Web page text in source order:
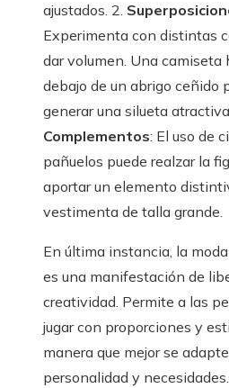
ajustados. 2.
Experimenta con distintas
dar volumen. Una camiseta
debajo de un abrigo ceñido
generar una silueta
Complementos: El uso de
pañuelos puede realzar la
aportar un elemento
vestimenta de talla grande.
En última instancia, la moda
es una manifestación de
creatividad. Permite a las
jugar con proporciones y
manera que mejor se
personalidad y